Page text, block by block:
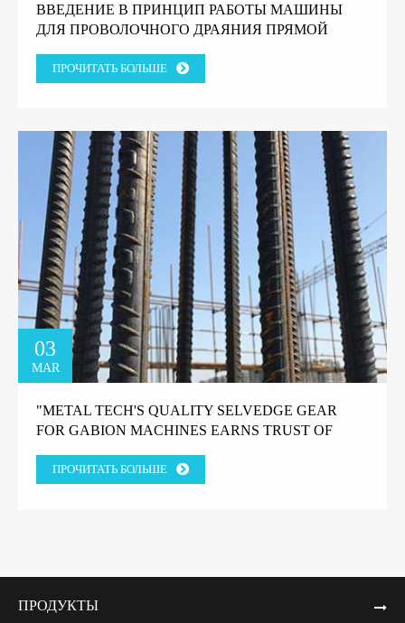
ВВЕДЕНИЕ В ПРИНЦИП РАБОТЫ МАШИНЫ
ДЛЯ ПРОВОЛОЧНОГО ДРАЯНИЯ ПРЯМОЙ
ПРОЧИТАТЬ БОЛЬШЕ
03
MAR
"METAL TECH'S QUALITY SELVEDGE GEAR
FOR GABION MACHINES EARNS TRUST OF
КРОМОЧНОЕ ОБОРУДОВАНИЕ METAL TECH
ПРОЧИТАТЬ БОЛЬШЕ
ПРОДУКТЫ